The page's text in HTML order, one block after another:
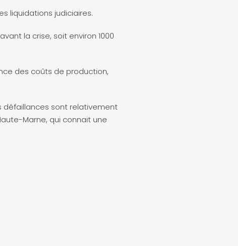
liquidations judiciaires.
la crise, soit environ 1000
des coûts de production,
défaillances sont relativement
Marne, qui connait une